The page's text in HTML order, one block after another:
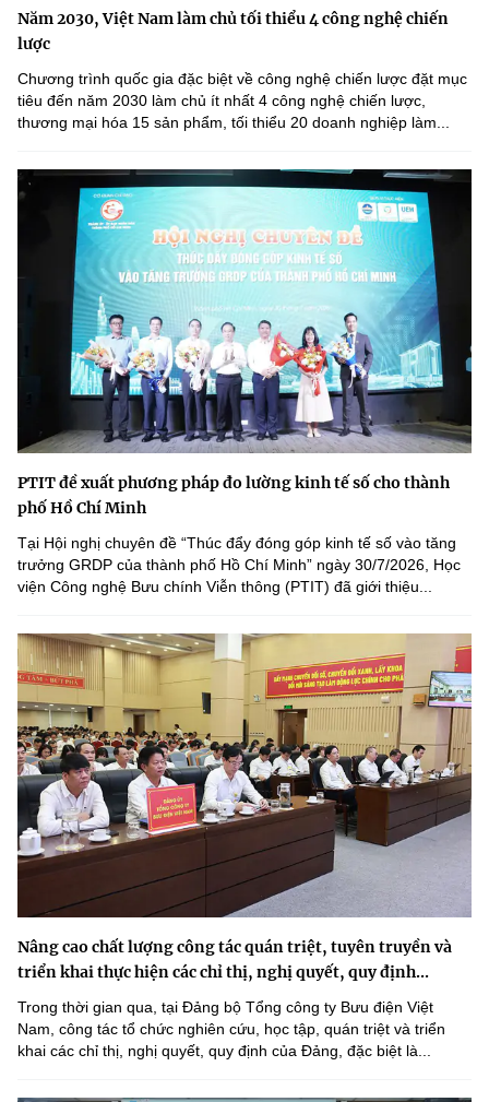
Năm 2030, Việt Nam làm chủ tối thiểu 4 công nghệ chiến
lược
Chương trình quốc gia đặc biệt về công nghệ chiến lược đặt mục
tiêu đến năm 2030 làm chủ ít nhất 4 công nghệ chiến lược,
thương mại hóa 15 sản phẩm, tối thiểu 20 doanh nghiệp làm...
PTIT đề xuất phương pháp đo lường kinh tế số cho thành
phố Hồ Chí Minh
Tại Hội nghị chuyên đề “Thúc đẩy đóng góp kinh tế số vào tăng
trưởng GRDP của thành phố Hồ Chí Minh” ngày 30/7/2026, Học
viện Công nghệ Bưu chính Viễn thông (PTIT) đã giới thiệu...
Nâng cao chất lượng công tác quán triệt, tuyên truyền và
triển khai thực hiện các chỉ thị, nghị quyết, quy định...
Trong thời gian qua, tại Đảng bộ Tổng công ty Bưu điện Việt
Nam, công tác tổ chức nghiên cứu, học tập, quán triệt và triển
khai các chỉ thị, nghị quyết, quy định của Đảng, đặc biệt là...